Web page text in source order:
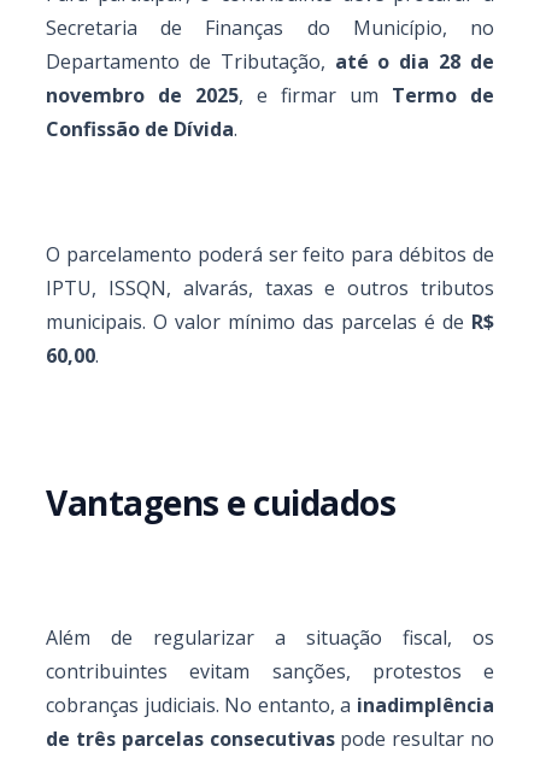
Secretaria de Finanças do Município, no
Departamento de Tributação, até o dia 28 de
novembro de 2025, e firmar um Termo de
Confissão de Dívida.
O parcelamento poderá ser feito para débitos de
IPTU, ISSQN, alvarás, taxas e outros tributos
municipais. O valor mínimo das parcelas é de R$
60,00.
Vantagens e cuidados
Além de regularizar a situação fiscal, os
contribuintes evitam sanções, protestos e
cobranças judiciais. No entanto, a inadimplência
de três parcelas consecutivaspode resultar no